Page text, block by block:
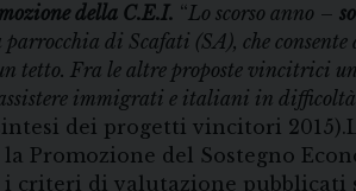
della C.E.I. “Lo scorso anno –
parrocchia di Scafati (SA), che
tetto. Fra le altre proposte vincitrici
immigrati e italiani in
dei progetti vincitori 2015).
Promozione del Sostegno
i criteri di valutazione pubblicati